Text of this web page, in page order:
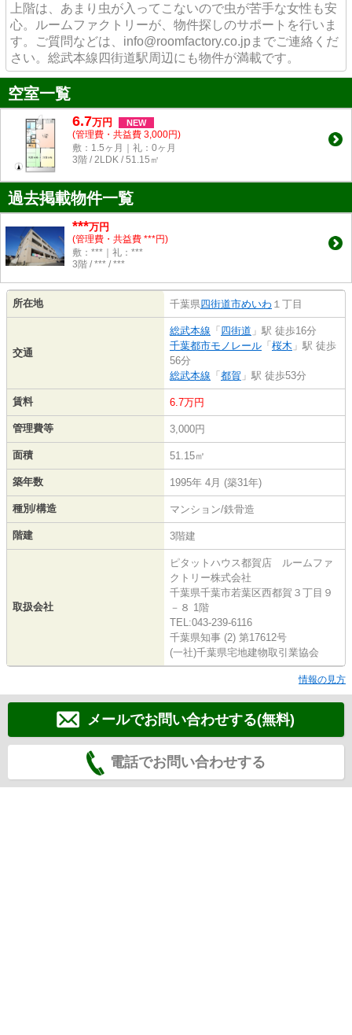
上階は、あまり虫が入ってこないので虫が苦手な女性も安
心。ルームファクトリーが、物件探しのサポートを行いま
す。ご質問などは、info@roomfactory.co.jpまでご連絡くだ
さい。総武本線四街道駅周辺にも物件が満載です。
空室一覧
6.7万円 NEW
(管理費・共益費 3,000円)
敷：1.5ヶ月｜礼：0ヶ月
3階 / 2LDK / 51.15㎡
過去掲載物件一覧
***万円
(管理費・共益費 ***円)
敷：***｜礼：***
3階 / *** / ***
所在地 千葉県四街道市めいわ １丁目
交通
総武本線 「 四街道 」駅 徒歩16分
千葉都市モノレール 「 桜木 」駅 徒歩
56分
総武本線 「 都賀 」駅 徒歩53分
賃料 6.7万円
管理費等 3,000円
面積 51.15㎡
築年数 1995年 4月 (築31年)
種別/構造 マンション/鉄骨造
階建 3階建
取扱会社
ピタットハウス都賀店 ルームファ
クトリー株式会社
千葉県千葉市若葉区西都賀３丁目９
－８ 1階
TEL:043-239-6116
千葉県知事 (2) 第17612号
(一社)千葉県宅地建物取引業協会
情報の見方
メールでお問い合わせする(無料)
電話でお問い合わせする